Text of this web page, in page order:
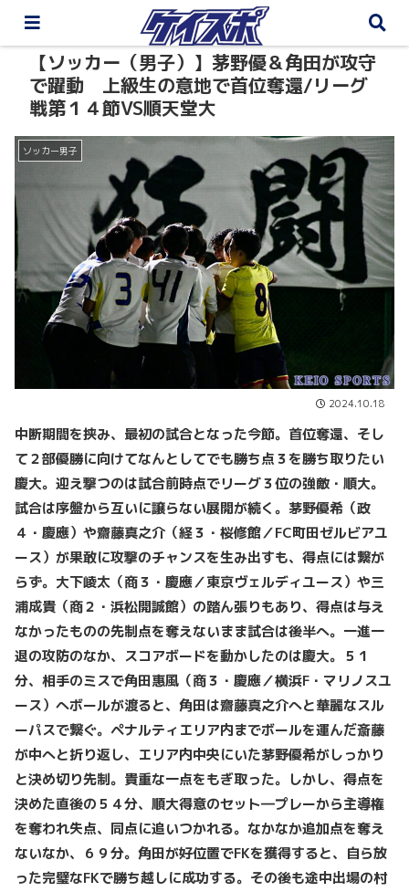
【ソッカー（男子）】茅野優＆角田が攻守
で躍動 上級生の意地で首位奪還/リーグ
戦第１４節VS順天堂大
ソッカー男子
2024.10.18
中断期間を挟み、最初の試合となった今節。首位奪還、そし
て２部優勝に向けてなんとしてでも勝ち点３を勝ち取りたい
慶大。迎え撃つのは試合前時点でリーグ３位の強敵・順大。
試合は序盤から互いに譲らない展開が続く。茅野優希（政
４・慶應）や齋藤真之介（経３・桜修館／FC町田ゼルビアユ
ース）が果敢に攻撃のチャンスを生み出すも、得点には繋が
らず。大下崚太（商３・慶應／東京ヴェルディユース）や三
浦成貴（商２・浜松開誠館）の踏ん張りもあり、得点は与え
なかったものの先制点を奪えないまま試合は後半へ。一進一
退の攻防のなか、スコアボードを動かしたのは慶大。５１
分、相手のミスで角田惠風（商３・慶應／横浜F・マリノスユ
ース）へボールが渡ると、角田は齋藤真之介へと華麗なスル
ーパスで繋ぐ。ペナルティエリア内までボールを運んだ斎藤
が中へと折り返し、エリア内中央にいた茅野優希がしっかり
と決め切り先制。貴重な一点をもぎ取った。しかし、得点を
決めた直後の５４分、順大得意のセット―プレーから主導権
を奪われ失点、同点に追いつかれる。なかなか追加点を奪え
ないなか、６９分。角田が好位置でFKを獲得すると、自ら放
った完璧なFKで勝ち越しに成功する。その後も途中出場の村